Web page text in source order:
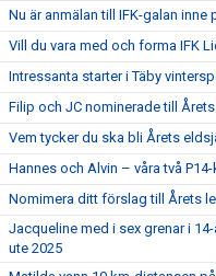
Nu är anmälan till IFK-galan
Vill du vara med och forma IFK
Intressanta starter i Täby
Filip och JC nominerade till
Vem tycker du ska bli Årets
Hannes och Alvin – våra två
Nomimera ditt förslag till Årets
Jacqueline med i sex grenar i
ute 2025